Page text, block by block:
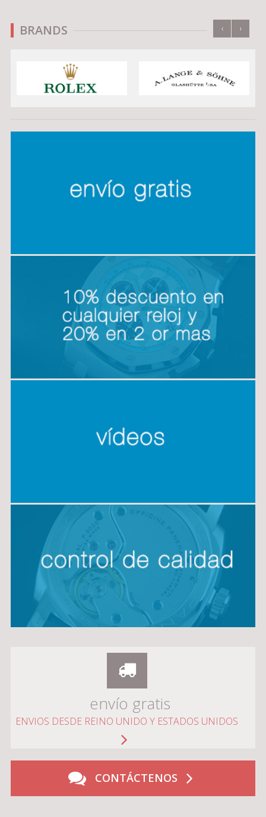
BRANDS ‹ ›
envío gratis
ENVIOS DESDE REINO UNIDO Y ESTADOS UNIDOS
CONTÁCTENOS